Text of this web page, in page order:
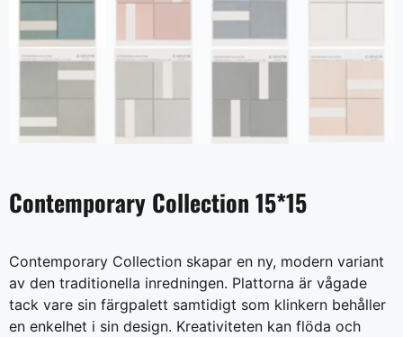
Contemporary Collection 15*15
Contemporary Collection skapar en ny, modern variant
av den traditionella inredningen. Plattorna är vågade
tack vare sin färgpalett samtidigt som klinkern behåller
en enkelhet i sin design. Kreativiteten kan flöda och